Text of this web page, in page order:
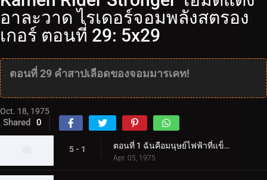
อาละวาด ไรเดอร์จอมพลังสตรอง
เกอร์ ตอนที่ 29: 5x29
ตอนที่ 29 คำสาปเลือดของจอมมารเคท!
Oct. 18, 1975
Shared 0
5 - 1 ตอนที่ 1 ฉันคือมนุษย์ไฟฟ้าที่แข็งแกร่งกว่า!!
Apr. 05, 1975